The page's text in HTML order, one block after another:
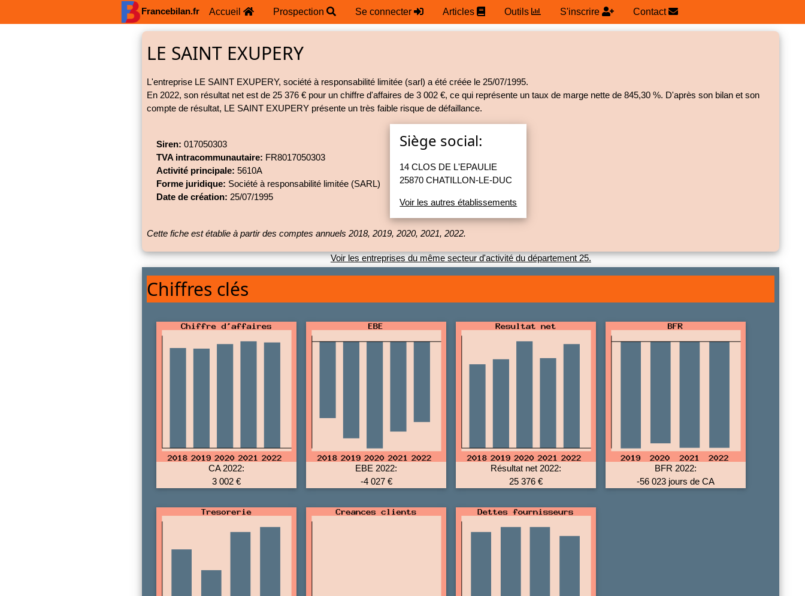
Francebilan.fr Accueil Prospection Se connecter Articles Outils S'inscrire Contact
LE SAINT EXUPERY
L'entreprise LE SAINT EXUPERY, société à responsabilité limitée (sarl) a été créée le 25/07/1995.
En 2022, son résultat net est de 25 376 € pour un chiffre d'affaires de 3 002 €, ce qui représente un taux de marge nette de845,30 %. D'après son bilan et son
compte de résultat, LE SAINT EXUPERY présente un très faible risque de défaillance.
Siren: 017050303
TVA intracommunautaire: FR8017050303
Activité principale: 5610A
Forme juridique: Société à responsabilité limitée (SARL)
Date de création: 25/07/1995
Siège social:
14 CLOS DE L'EPAULIE
25870 CHATILLON-LE-DUC
Voir les autres établissements
Cette fiche est établie à partir des comptes annuels 2018, 2019, 2020, 2021, 2022.
Voir les entreprises du même secteur d'activité du département 25.
Chiffres clés
CA 2022:
3 002 €
EBE 2022:
-4 027 €
Résultat net 2022:
25 376 €
BFR 2022:
-56 023 jours de CA